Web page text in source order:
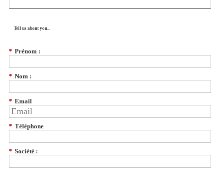
Tell us about you...
* Prénom :
* Nom :
* Email
* Téléphone
* Société :